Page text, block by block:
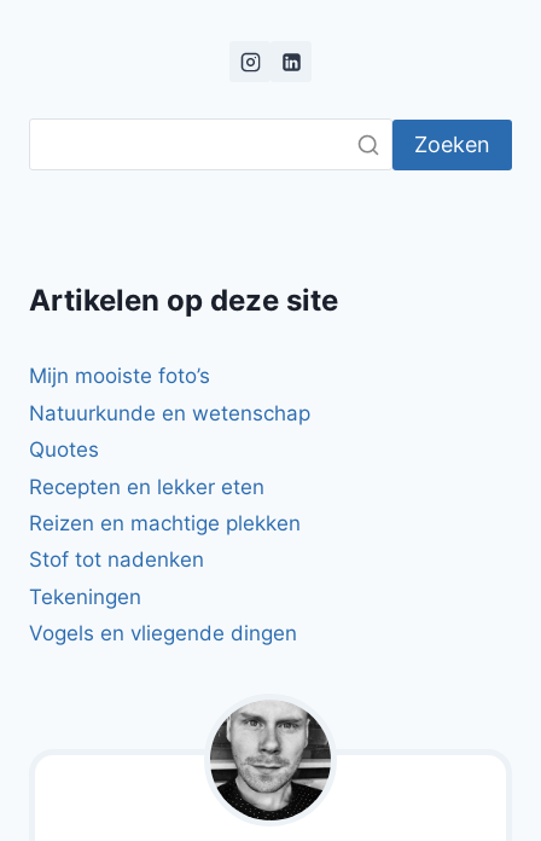
VAN
Zoeken
Artikelen op deze site
Mijn mooiste foto’s
Natuurkunde en wetenschap
Quotes
Recepten en lekker eten
Reizen en machtige plekken
Stof tot nadenken
Tekeningen
Vogels en vliegende dingen